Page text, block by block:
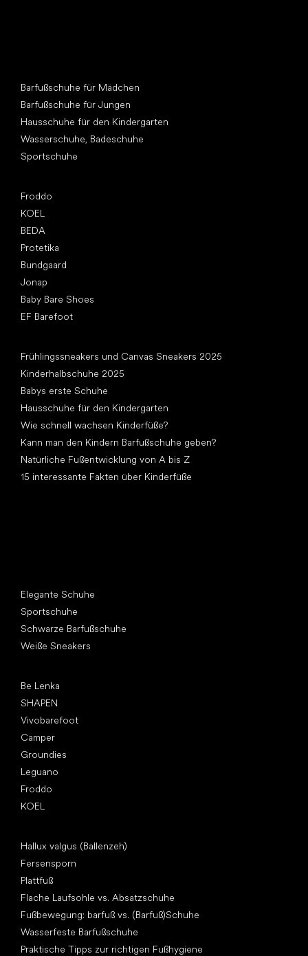
Barfußschuhe für Mädchen
Barfußschuhe für Jungen
Hausschuhe für den Kindergarten
Wasserschuhe, Badeschuhe
Sportschuhe
Froddo
KOEL
BEDA
Protetika
Bundgaard
Jonap
Baby Bare Shoes
EF Barefoot
Frühlingssneakers und Canvas Sneakers 2025
Kinderhalbschuhe 2025
Babys erste Schuhe
Hausschuhe für den Kindergarten
Wie schnell wachsen Kinderfüße?
Kann man den Kindern Barfußschuhe geben?
Natürliche Fußentwicklung von A bis Z
15 interessante Fakten über Kinderfüße
Elegante Schuhe
Sportschuhe
Schwarze Barfußschuhe
Weiße Sneakers
Be Lenka
SHAPEN
Vivobarefoot
Camper
Groundies
Leguano
Froddo
KOEL
Hallux valgus (Ballenzeh)
Fersensporn
Plattfuß
Flache Laufsohle vs. Absatzschuhe
Fußbewegung: barfuß vs. (Barfuß)Schuhe
Wasserfeste Barfußschuhe
Praktische Tipps zur richtigen Fußhygiene